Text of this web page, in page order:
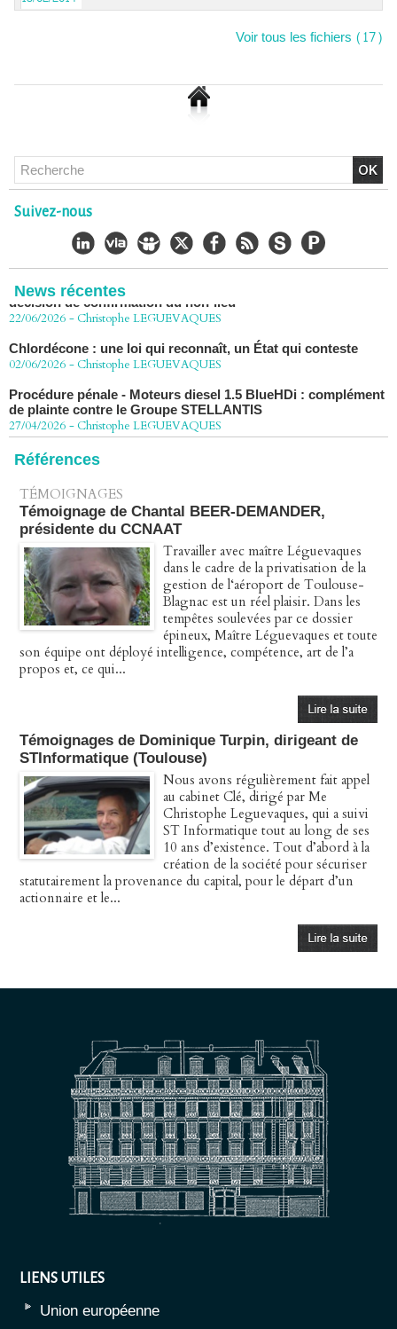
Voir tous les fichiers (17)
Suivez-nous
News récentes
vers la Cour de cassation
Christophe LEGUEVAQUES
CHLORDÉCONE Déclaration de Me Christophe
LÈGUEVAQUES (CLE), avocat de parties civiles, après la
décision de confirmation du non-lieu
22/06/2026 -Christophe LEGUEVAQUES
02/06/2026 -Christophe LEGUEVAQUES
de plainte contre le Groupe STELLANTIS
27/04/2026 -Christophe LEGUEVAQUES
Péage autoroute : tout savoir (ou presque) sur l'action
collective ouverte le 2 avril
Références
TÉMOIGNAGES
Témoignage de Chantal BEER-DEMANDER,
présidente du CCNAAT
Travailler avec maître Léguevaques
dans le cadre de la privatisation de la
gestion de l‘aéroport de Toulouse-
Blagnac est un réel plaisir. Dans les
tempêtes soulevées par ce dossier
épineux, Maître Léguevaques et toute
son équipe ont déployé intelligence, compétence, art de l’a
propos et, ce qui...
Témoignages de Dominique Turpin, dirigeant de
STInformatique (Toulouse)
Nous avons régulièrement fait appel
au cabinet Clé, dirigé par Me
Christophe Leguevaques, qui a suivi
ST Informatique tout au long de ses
10 ans d’existence. Tout d’abord à la
création de la société pour sécuriser
statutairement la provenance du capital, pour le départ d’un
actionnaire et le...
LIENS UTILES
Union européenne